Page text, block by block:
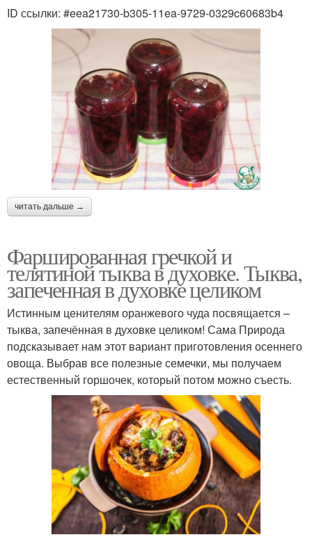
ID ссылки: #eea21730-b305-11ea-9729-0329c60683b4
читать дальше →
Фаршированная гречкой и
телятиной тыква в духовке. Тыква,
запеченная в духовке целиком
Истинным ценителям оранжевого чуда посвящается –
тыква, запечённая в духовке целиком! Сама Природа
подсказывает нам этот вариант приготовления осеннего
овоща. Выбрав все полезные семечки, мы получаем
естественный горшочек, который потом можно съесть.